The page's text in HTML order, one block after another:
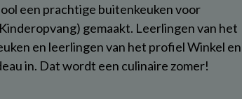
een prachtige buitenkeuken voor
gemaakt. Leerlingen van het
en leerlingen van het profiel Winkel en
in. Dat wordt een culinaire zomer!